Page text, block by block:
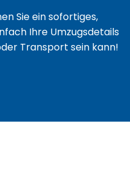
Sie ein sofortiges,
Ihre Umzugsdetails
Transport sein kann!